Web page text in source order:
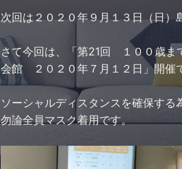
次回は２０２０年９月１３日（日）
さて今回は、「第21回 １００歳
会館 ２０２０年７月１２日」開催
ソーシャルディスタンスを確保す
勿論全員マスク着用です。